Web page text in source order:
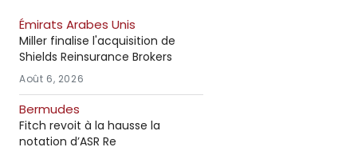
Émirats Arabes Unis
Miller finalise l'acquisition de
Shields Reinsurance Brokers
Août 6, 2026
Bermudes
Fitch revoit à la hausse la
notation d’ASR Re